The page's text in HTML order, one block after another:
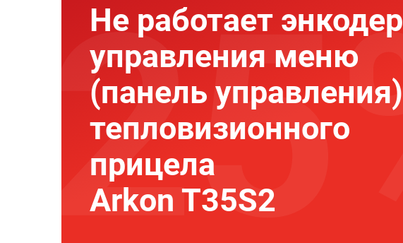
Не работает энкодер
управления меню
(панель управления)
тепловизионного
прицела
Arkon T35S2